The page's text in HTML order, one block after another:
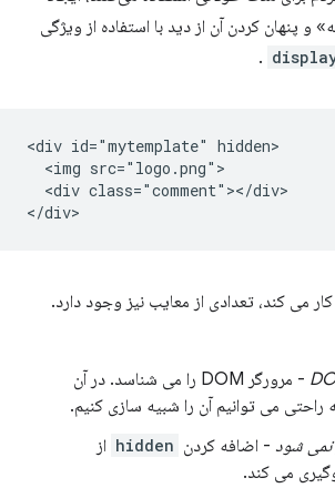
.
<div id="mytemplate" hidden>
  <img src="logo.png">
  <div class="comment"></div>
می کند، تعدادی از معایب نیز وجود دارد.
- مرورگر DOM را می شناسد. در آن
می توانیم آن را شبیه سازی کنیم.
شود - اضافه کردن hidden از
می کند.